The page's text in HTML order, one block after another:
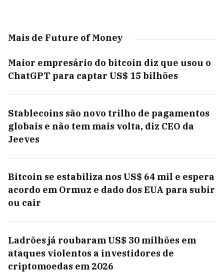
Mais de Future of Money
Maior empresário do bitcoin diz que usou o
ChatGPT para captar US$ 15 bilhões
Stablecoins são novo trilho de pagamentos
globais e não tem mais volta, diz CEO da
Jeeves
Bitcoin se estabiliza nos US$ 64 mil e espera
acordo em Ormuz e dado dos EUA para subir
ou cair
Ladrões já roubaram US$ 30 milhões em
ataques violentos a investidores de
criptomoedas em 2026